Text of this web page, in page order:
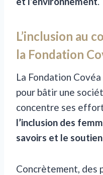
L’inclusion au
la Fondation
La Fondation
pour bâtir une
concentre ses
l’inclusion des
savoirs et le
Concrètement, des